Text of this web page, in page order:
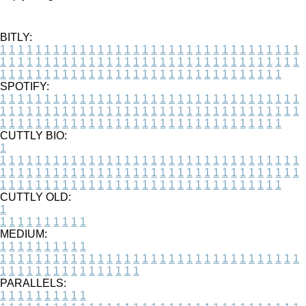
BITLY:
1 1 1 1 1 1 1 1 1 1 1 1 1 1 1 1 1 1 1 1 1 1 1 1 1 1 1 1 1 1 1 1 1 1
1 1 1 1 1 1 1 1 1 1 1 1 1 1 1 1 1 1 1 1 1 1 1 1 1 1 1 1 1 1 1 1 1 1
1 1 1 1 1 1 1 1 1 1 1 1 1 1 1 1 1 1 1 1 1 1 1 1 1 1 1 1 1 1 1 1
SPOTIFY:
1 1 1 1 1 1 1 1 1 1 1 1 1 1 1 1 1 1 1 1 1 1 1 1 1 1 1 1 1 1 1 1 1 1
1 1 1 1 1 1 1 1 1 1 1 1 1 1 1 1 1 1 1 1 1 1 1 1 1 1 1 1 1 1 1 1 1 1
1 1 1 1 1 1 1 1 1 1 1 1 1 1 1 1 1 1 1 1 1 1 1 1 1 1 1 1 1 1 1 1
CUTTLY BIO:
1
1 1 1 1 1 1 1 1 1 1 1 1 1 1 1 1 1 1 1 1 1 1 1 1 1 1 1 1 1 1 1 1 1 1
1 1 1 1 1 1 1 1 1 1 1 1 1 1 1 1 1 1 1 1 1 1 1 1 1 1 1 1 1 1 1 1 1 1
1 1 1 1 1 1 1 1 1 1 1 1 1 1 1 1 1 1 1 1 1 1 1 1 1 1 1 1 1 1 1 1
CUTTLY OLD:
1
1 1 1 1 1 1 1 1 1 1
MEDIUM:
1 1 1 1 1 1 1 1 1 1
1 1 1 1 1 1 1 1 1 1 1 1 1 1 1 1 1 1 1 1 1 1 1 1 1 1 1 1 1 1 1 1 1 1
1 1 1 1 1 1 1 1 1 1 1 1 1 1 1 1
PARALLELS:
1 1 1 1 1 1 1 1 1 1